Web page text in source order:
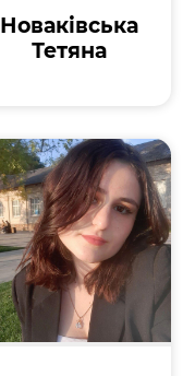
Новаківська
Тетяна